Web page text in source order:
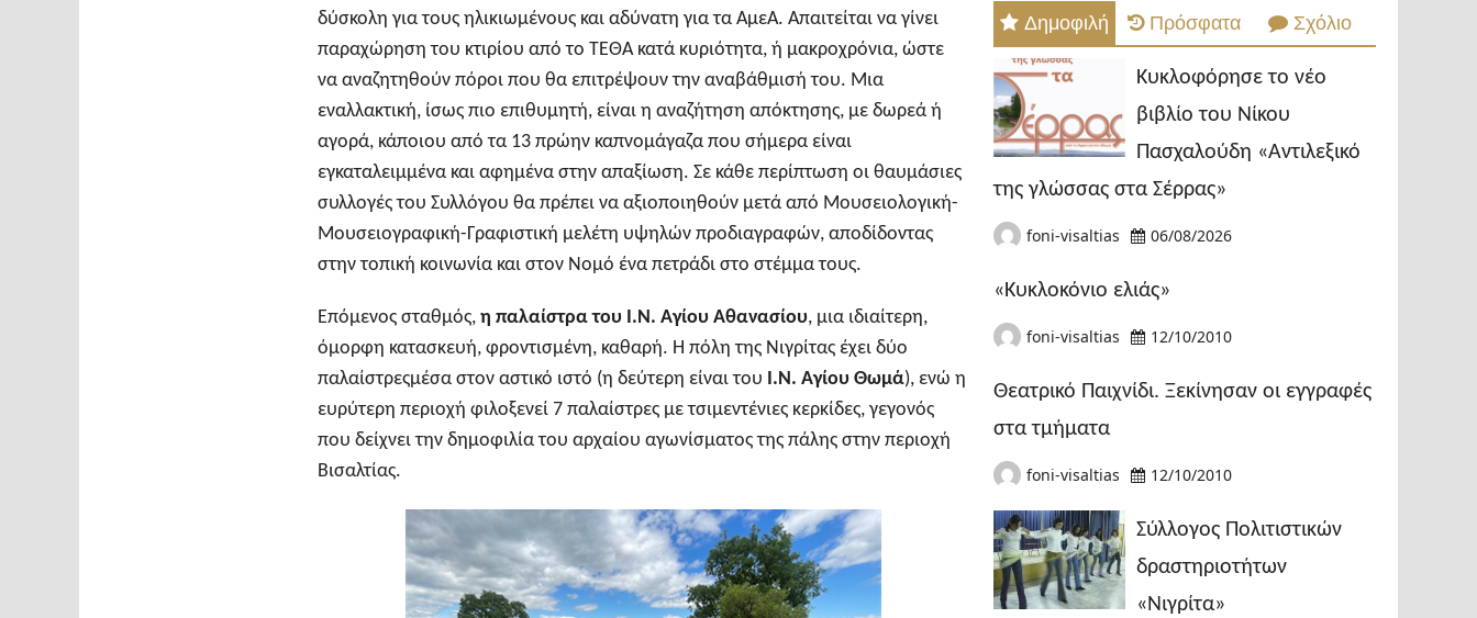
δύσκολη για τους ηλικιωμένους και αδύνατη για τα ΑμεΑ. Απαιτείται να γίνει
παραχώρηση του κτιρίου από το ΤΕΘΑ κατά κυριότητα, ή μακροχρόνια, ώστε
να αναζητηθούν πόροι που θα επιτρέψουν την αναβάθμισή του. Μια
εναλλακτική, ίσως πιο επιθυμητή, είναι η αναζήτηση απόκτησης, με δωρεά ή
αγορά, κάποιου από τα 13 πρώην καπνομάγαζα που σήμερα είναι
εγκαταλειμμένα και αφημένα στην απαξίωση. Σε κάθε περίπτωση οι θαυμάσιες
συλλογές του Συλλόγου θα πρέπει να αξιοποιηθούν μετά από Μουσειολογική-
Μουσειογραφική-Γραφιστική μελέτη υψηλών προδιαγραφών, αποδίδοντας
στην τοπική κοινωνία και στον Νομό ένα πετράδι στο στέμμα τους.
Επόμενος σταθμός,η παλαίστρα του I.N.Αγίου Αθανασίου, μια ιδιαίτερη,
όμορφη κατασκευή, φροντισμένη, καθαρή. Η πόλη της Νιγρίτας έχει δύο
παλαίστρεςμέσα στον αστικό ιστό (η δεύτερη είναι του Ι.Ν. Αγίου Θωμά), ενώ η
ευρύτερη περιοχή φιλοξενεί 7 παλαίστρες με τσιμεντένιες κερκίδες, γεγονός
που δείχνει την δημοφιλία του αρχαίου αγωνίσματος της πάλης στην περιοχή
Βισαλτίας.
Δημοφιλή Πρόσφατα Σχόλιο
Κυκλοφόρησε το νέο
βιβλίο του Νίκου
Πασχαλούδη «Αντιλεξικό
της γλώσσας στα Σέρρας»
foni-visaltias 06/08/2026
«Κυκλοκόνιο ελιάς»
foni-visaltias 12/10/2010
Θεατρικό Παιχνίδι. Ξεκίνησαν οι εγγραφές
στα τμήματα
foni-visaltias 12/10/2010
Σύλλογος Πολιτιστικών
δραστηριοτήτων
«Νιγρίτα»